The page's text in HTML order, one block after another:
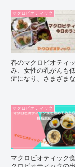
マクロビオティック
春のマクロビオティ
み、女性の乳がんも低年齢
症になり、さまざまな不
マクロビオティック
マクロビオティック